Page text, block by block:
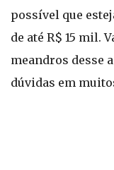
possível que
de até R$ 15 mil.
meandros desse
dúvidas em